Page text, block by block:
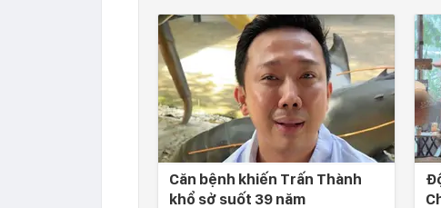
Căn bệnh khiến Trấn Thành
khổ sở suốt 39 năm